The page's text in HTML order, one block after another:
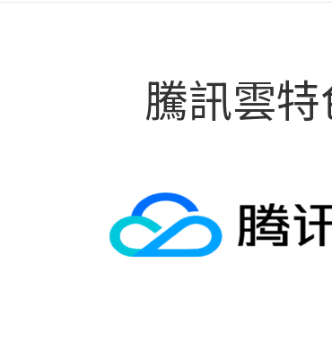
騰訊雲